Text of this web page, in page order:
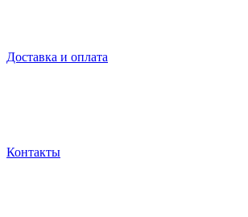
Доставка и оплата
Контакты